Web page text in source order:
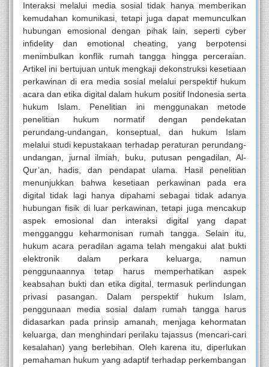
Interaksi melalui media sosial tidak hanya memberikan
kemudahan komunikasi, tetapi juga dapat memunculkan
hubungan emosional dengan pihak lain, seperti cyber
infidelity dan emotional cheating, yang berpotensi
menimbulkan konflik rumah tangga hingga perceraian.
Artikel ini bertujuan untuk mengkaji dekonstruksi kesetiaan
perkawinan di era media sosial melalui perspektif hukum
acara dan etika digital dalam hukum positif Indonesia serta
hukum Islam. Penelitian ini menggunakan metode
penelitian hukum normatif dengan pendekatan
perundang-undangan, konseptual, dan hukum Islam
melalui studi kepustakaan terhadap peraturan perundang-
undangan, jurnal ilmiah, buku, putusan pengadilan, Al-
Qur’an, hadis, dan pendapat ulama. Hasil penelitian
menunjukkan bahwa kesetiaan perkawinan pada era
digital tidak lagi hanya dipahami sebagai tidak adanya
hubungan fisik di luar perkawinan, tetapi juga mencakup
aspek emosional dan interaksi digital yang dapat
mengganggu keharmonisan rumah tangga. Selain itu,
hukum acara peradilan agama telah mengakui alat bukti
elektronik dalam perkara keluarga, namun
penggunaannya tetap harus memperhatikan aspek
keabsahan bukti dan etika digital, termasuk perlindungan
privasi pasangan. Dalam perspektif hukum Islam,
penggunaan media sosial dalam rumah tangga harus
didasarkan pada prinsip amanah, menjaga kehormatan
keluarga, dan menghindari perilaku tajassus (mencari-cari
kesalahan) yang berlebihan. Oleh karena itu, diperlukan
pemahaman hukum yang adaptif terhadap perkembangan